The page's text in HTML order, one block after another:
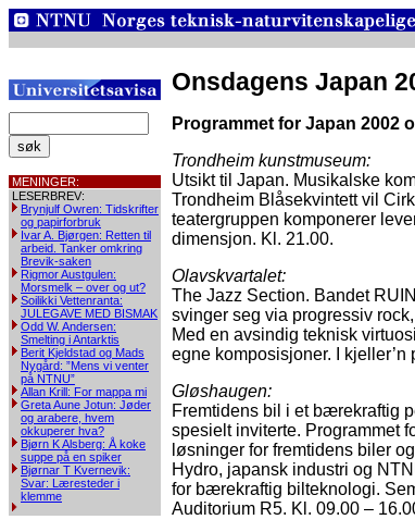
MENINGER:
LESERBREV:
Brynjulf Owren: Tidskrifter
og papirforbruk
Ivar A. Bjørgen: Retten til
arbeid. Tanker omkring
Brevik-saken
Rigmor Austgulen:
Morsmelk – over og ut?
Soilikki Vettenranta:
JULEGAVE MED BISMAK
Odd W. Andersen:
Smelting i Antarktis
Berit Kjeldstad og Mads
Nygård: ”Mens vi venter
på NTNU”
Allan Krill: For mappa mi
Greta Aune Jotun: Jøder
og arabere, hvem
okkuperer hva?
Bjørn K Alsberg: Å koke
suppe på en spiker
Bjørnar T Kvernevik:
Svar: Læresteder i
klemme
Onsdagens Japan
Programmet for Japan 2002
Trondheim kunstmuseum:
Utsikt til Japan. Musikalske
Trondheim Blåsekvintett vil
teatergruppen komponerer
dimensjon. Kl. 21.00.
Olavskvartalet:
The Jazz Section. Bandet
svinger seg via progressiv
Med en avsindig teknisk
egne komposisjoner. I kjeller’n
Gløshaugen:
Fremtidens bil i et bærekraftig
spesielt inviterte. Programmet
løsninger for fremtidens biler
Hydro, japansk industri og
for bærekraftig bilteknologi.
Auditorium R5. Kl. 09.00 –